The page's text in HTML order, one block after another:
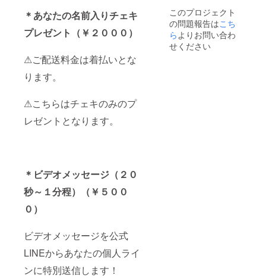
＊あなたの名前入りチェキ
プレゼント（￥２０００）
⚠ご配送料金は着払いとな
ります。
⚠こちらはチェキのみのプ
レゼントとなります。
＊ビデオメッセージ（２０
秒～１分程）（￥５００
０）
ビデオメッセージを公式
LINEからあなたの個人ライ
ンに特別送信します！
このプロジェクト
の問題報告はこち
らよりお問い合わ
せください